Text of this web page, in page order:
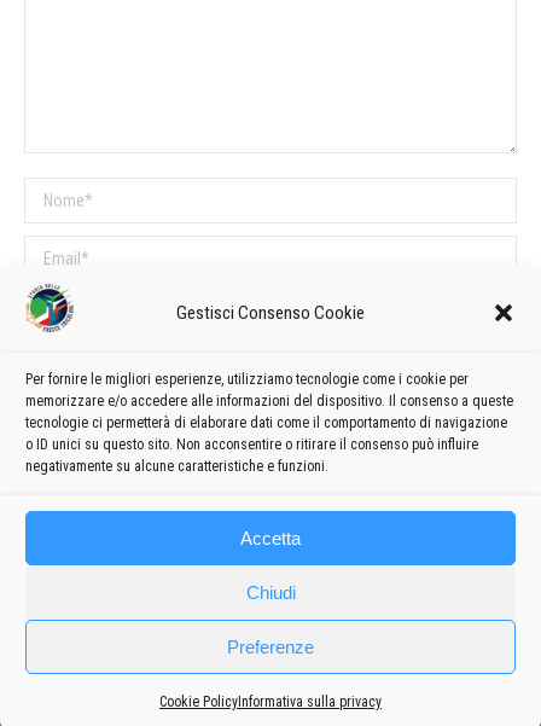
Gestisci Consenso Cookie
Per fornire le migliori esperienze, utilizziamo tecnologie come i cookie per
memorizzare e/o accedere alle informazioni del dispositivo. Il consenso a queste
tecnologie ci permetterà di elaborare dati come il comportamento di navigazione
o ID unici su questo sito. Non acconsentire o ritirare il consenso può influire
negativamente su alcune caratteristiche e funzioni.
Accetta
Chiudi
Preferenze
Cookie Policy Informativa sulla privacy
Nome *
Email *
Sito web
COMMENTI SUL POST
Questo sito utilizza Akismet per ridurre lo spam.Scopri come vengono
elaborati i dati derivati dai commenti.
Frecce